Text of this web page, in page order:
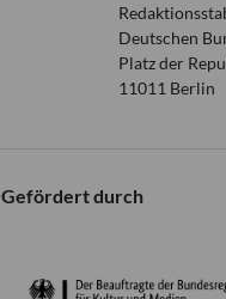
Deutschen
Platz der
11011 Berlin
Gefördert durch